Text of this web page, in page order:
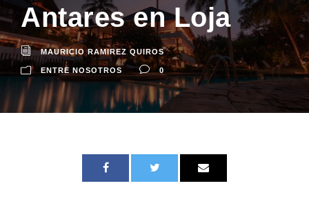
Antares en Loja
MAURICIO RAMIREZ QUIROS
ENTRE NOSOTROS 0